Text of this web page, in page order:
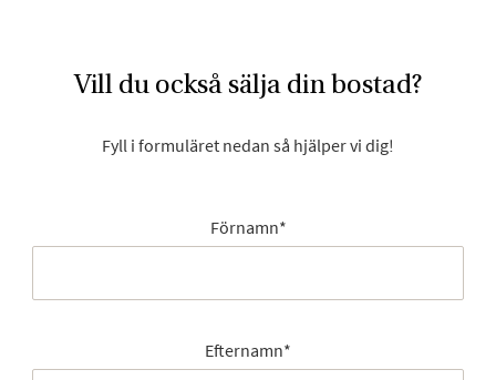
Vill du också sälja din bostad?
Fyll i formuläret nedan så hjälper vi dig!
Förnamn*
Efternamn*